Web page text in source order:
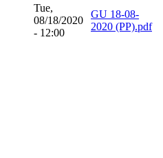
Tue,
08/18/2020
- 12:00
GU 18-08-
2020 (PP).pdf